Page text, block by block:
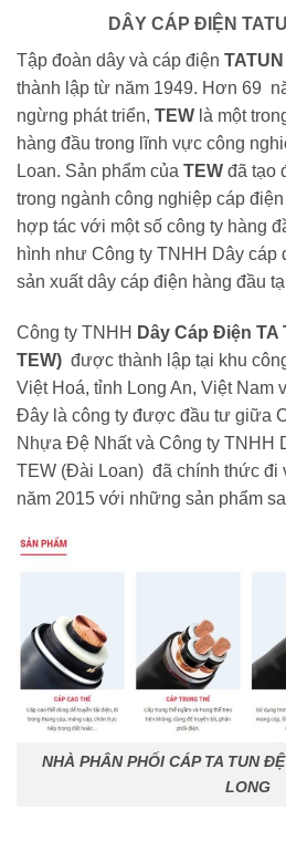
DÂY CÁP ĐIỆN
Tập đoàn dây và cáp điện TATUN
thành lập từ năm 1949. Hơn 69
ngừng phát triển, TEW là một
hàng đầu trong lĩnh vực công
Loan. Sản phẩm của TEW đã tạo
trong ngành công nghiệp cáp
hợp tác với một số công ty hàng
hình như Công ty TNHH Dây cáp
sản xuất dây cáp điện hàng đầu
Công ty TNHH Dây Cáp Điện TA
TEW) được thành lập tại khu
Việt Hoá, tỉnh Long An, Việt Nam
Đây là công ty được đầu tư giữa
Nhựa Đệ Nhất và Công ty TNHH
TEW (Đài Loan) đã chính thức đi
năm 2015 với những sản phẩm
NHÀ PHÂN PHỐI CÁP TA TUN
LONG